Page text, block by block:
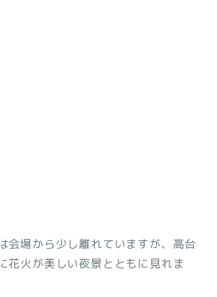
会場から少し離れていますが、高台
花火が美しい夜景とともに見れま